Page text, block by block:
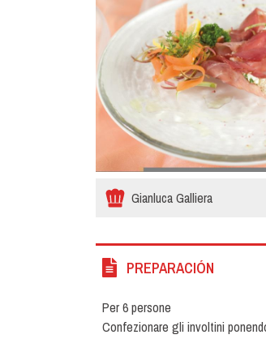
Gianluca Galliera
PREPARACIÓN
Per 6 persone
Confezionare gli involtini